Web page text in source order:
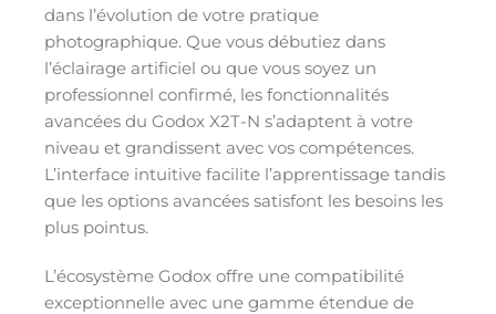
dans l’évolution de votre pratique
photographique. Que vous débutiez dans
l’éclairage artificiel ou que vous soyez un
professionnel confirmé, les fonctionnalités
avancées du Godox X2T-N s’adaptent à votre
niveau et grandissent avec vos compétences.
L’interface intuitive facilite l’apprentissage tandis
que les options avancées satisfont les besoins les
plus pointus.
L’écosystème Godox offre une compatibilité
exceptionnelle avec une gamme étendue de